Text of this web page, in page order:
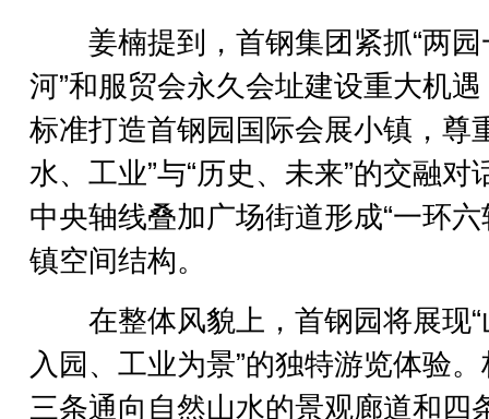
姜楠提到，首钢集团紧抓“两园
河”和服贸会永久会址建设重大机
标准打造首钢园国际会展小镇，尊
水、工业”与“历史、未来”的交融对
中央轴线叠加广场街道形成“一环六
镇空间结构。
在整体风貌上，首钢园将展现“
入园、工业为景”的独特游览体验
三条通向自然山水的景观廊道和四